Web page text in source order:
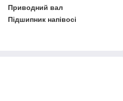
Приводний вал
Підшипник напівосі